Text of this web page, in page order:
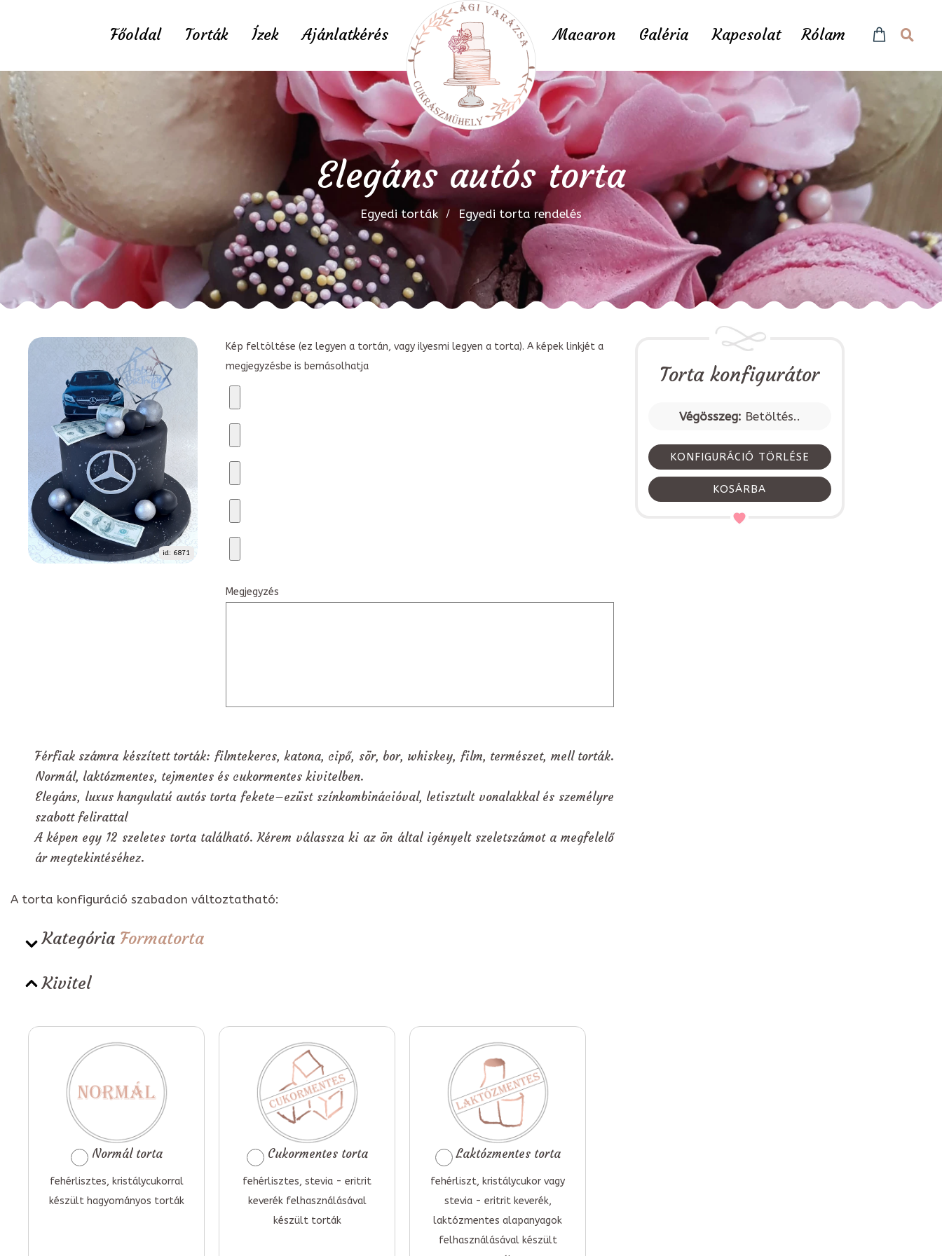
Főoldal Torták Ízek Ajánlatkérés Macaron Galéria Kapcsolat Rólam
Elegáns autós torta
Egyedi torták Egyedi torta rendelés
id: 6871
Kép feltöltése (ez legyen a tortán, vagy ilyesmi legyen a torta). A képek linkjét a
megjegyzésbe is bemásolhatja
Megjegyzés
Férfiak számra készített torták: filmtekercs, katona, cipő, sör, bor, whiskey, film, természet, mell torták.
Normál, laktózmentes, tejmentes és cukormentes kivitelben.
Elegáns, luxus hangulatú autós torta fekete–ezüst színkombinációval, letisztult vonalakkal és személyre
szabott felirattal
A képen egy 12 szeletes torta található. Kérem válassza ki az ön által igényelt szeletszámot a megfelelő
ár megtekintéséhez.
A torta konfiguráció szabadon változtatható:
Kategória Formatorta
Kivitel
Normál torta
fehérlisztes, kristálycukorral
készült hagyományos torták
Cukormentes torta
fehérlisztes, stevia - eritrit
keverék felhasználásával
készült torták
Laktózmentes torta
fehérliszt, kristálycukor vagy
stevia - eritrit keverék,
laktózmentes alapanyagok
felhasználásával készült
Torta konfigurátor
Végösszeg: Betöltés..
KONFIGURÁCIÓ TÖRLÉSE
KOSÁRBA